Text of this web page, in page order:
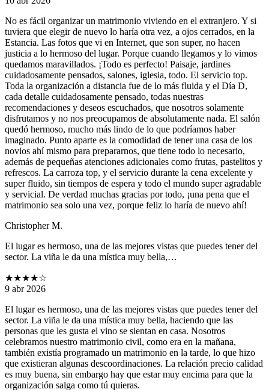
No es fácil organizar un matrimonio viviendo en el extranjero. Y si
tuviera que elegir de nuevo lo haría otra vez, a ojos cerrados, en la
Estancia. Las fotos que vi en Internet, que son super, no hacen
justicia a lo hermoso del lugar. Porque cuando llegamos y lo vimos
quedamos maravillados. ¡Todo es perfecto! Paisaje, jardines
cuidadosamente pensados, salones, iglesia, todo. El servicio top.
Toda la organización a distancia fue de lo más fluida y el Día D,
cada detalle cuidadosamente pensado, todas nuestras
recomendaciones y deseos escuchados, que nosotros solamente
disfrutamos y no nos preocupamos de absolutamente nada. El salón
quedó hermoso, mucho más lindo de lo que podríamos haber
imaginado. Punto aparte es la comodidad de tener una casa de los
novios ahí mismo para prepararnos, que tiene todo lo necesario,
además de pequeñas atenciones adicionales como frutas, pastelitos y
refrescos. La carroza top, y el servicio durante la cena excelente y
super fluido, sin tiempos de espera y todo el mundo super agradable
y servicial. De verdad muchas gracias por todo, ¡una pena que el
matrimonio sea solo una vez, porque feliz lo haría de nuevo ahí!
Christopher M.
El lugar es hermoso, una de las mejores vistas que puedes tener del
sector. La viña le da una mística muy bella,…
★★★★☆
9 abr 2026
El lugar es hermoso, una de las mejores vistas que puedes tener del
sector. La viña le da una mística muy bella, haciendo que las
personas que les gusta el vino se sientan en casa. Nosotros
celebramos nuestro matrimonio civil, como era en la mañana,
también existía programado un matrimonio en la tarde, lo que hizo
que existieran algunas descoordinaciones. La relación precio calidad
es muy buena, sin embargo hay que estar muy encima para que la
organización salga como tú quieras.